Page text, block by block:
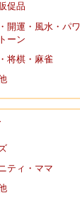
促品
開運・風水・パワ
ーン
将棋・麻雀
ティ・ママ